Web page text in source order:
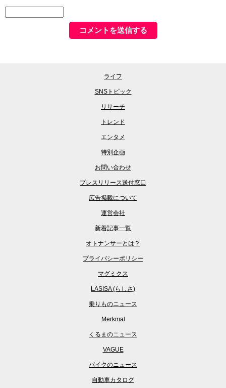
ライフ
SNSトピック
リサーチ
トレンド
エンタメ
特別企画
お問い合わせ
プレスリリース送付窓口
広告掲載について
運営会社
新着記事一覧
オトナンサーとは？
プライバシーポリシー
マグミクス
LASISA (らしさ)
乗りものニュース
Merkmal
くるまのニュース
VAGUE
バイクのニュース
自動車カタログ